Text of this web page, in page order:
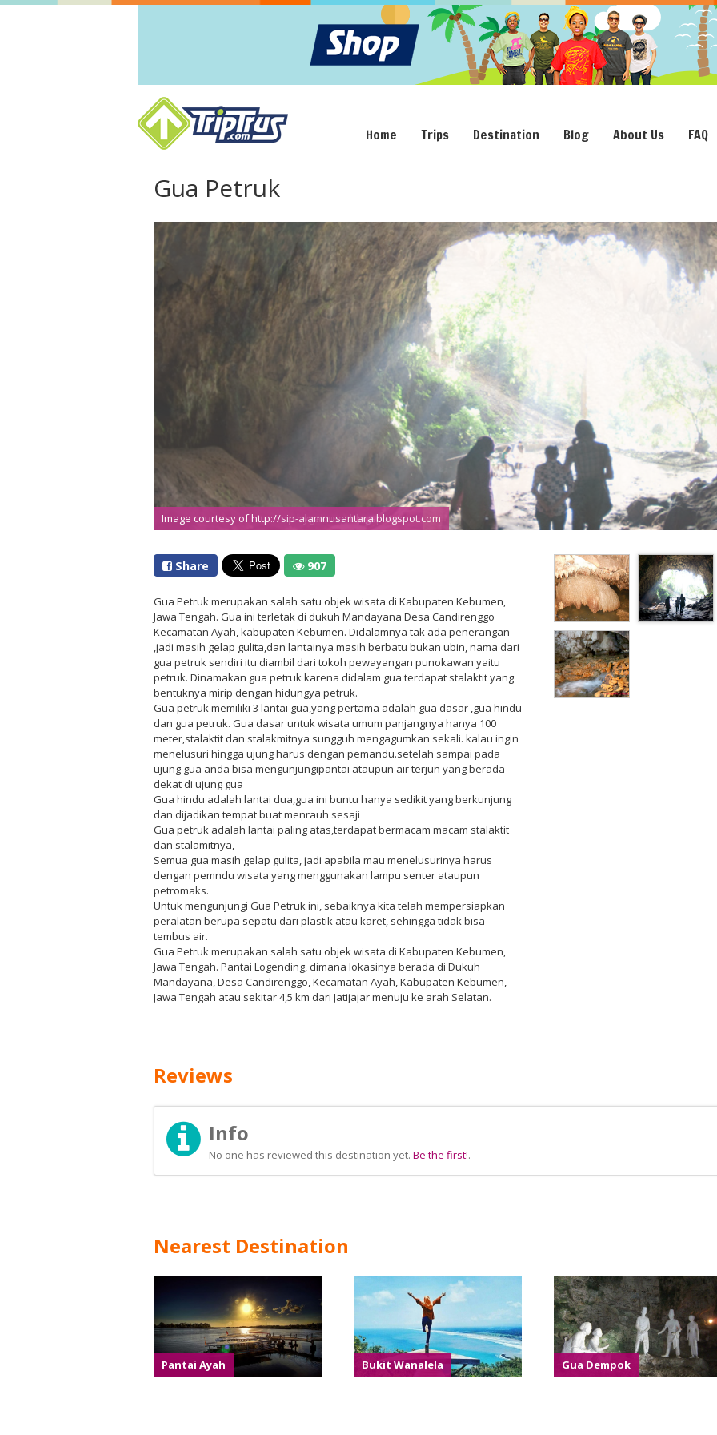
Home Trips Destination Blog About Us FAQ
Gua Petruk
Image courtesy of http://sip-alamnusantara.blogspot.com
Share 907
Gua Petruk merupakan salah satu objek wisata di Kabupaten Kebumen,
Jawa Tengah. Gua ini terletak di dukuh Mandayana Desa Candirenggo
Kecamatan Ayah, kabupaten Kebumen. Didalamnya tak ada penerangan
,jadi masih gelap gulita,dan lantainya masih berbatu bukan ubin, nama dari
gua petruk sendiri itu diambil dari tokoh pewayangan punokawan yaitu
petruk. Dinamakan gua petruk karena didalam gua terdapat stalaktit yang
bentuknya mirip dengan hidungya petruk.
Gua petruk memiliki 3 lantai gua,yang pertama adalah gua dasar ,gua hindu
dan gua petruk. Gua dasar untuk wisata umum panjangnya hanya 100
meter,stalaktit dan stalakmitnya sungguh mengagumkan sekali. kalau ingin
menelusuri hingga ujung harus dengan pemandu.setelah sampai pada
ujung gua anda bisa mengunjungipantai ataupun air terjun yang berada
dekat di ujung gua
Gua hindu adalah lantai dua,gua ini buntu hanya sedikit yang berkunjung
dan dijadikan tempat buat menrauh sesaji
Gua petruk adalah lantai paling atas,terdapat bermacam macam stalaktit
dan stalamitnya,
Semua gua masih gelap gulita, jadi apabila mau menelusurinya harus
dengan pemndu wisata yang menggunakan lampu senter ataupun
petromaks.
Untuk mengunjungi Gua Petruk ini, sebaiknya kita telah mempersiapkan
peralatan berupa sepatu dari plastik atau karet, sehingga tidak bisa
tembus air.
Gua Petruk merupakan salah satu objek wisata di Kabupaten Kebumen,
Jawa Tengah. Pantai Logending, dimana lokasinya berada di Dukuh
Mandayana, Desa Candirenggo, Kecamatan Ayah, Kabupaten Kebumen,
Jawa Tengah atau sekitar 4,5 km dari Jatijajar menuju ke arah Selatan.
Reviews
Info
No one has reviewed this destination yet. Be the first!.
Nearest Destination
Pantai Ayah Bukit Wanalela Gua Dempok